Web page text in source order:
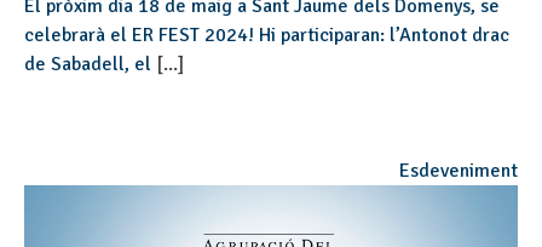
El pròxim dia 18 de maig a Sant Jaume dels Domenys, se
celebrarà el ER FEST 2024! Hi participaran: l’Antonot drac
de Sabadell, el [...]
Esdeveniment